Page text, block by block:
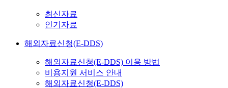
최신자료
인기자료
해외자료신청(E-DDS)
해외자료신청(E-DDS) 이용 방법
비용지원 서비스 안내
해외자료신청(E-DDS)